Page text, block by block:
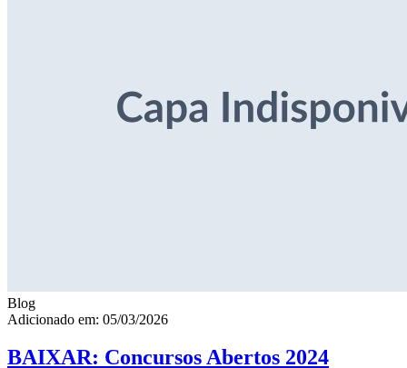
Blog
Adicionado em: 05/03/2026
BAIXAR: Concursos Abertos 2024